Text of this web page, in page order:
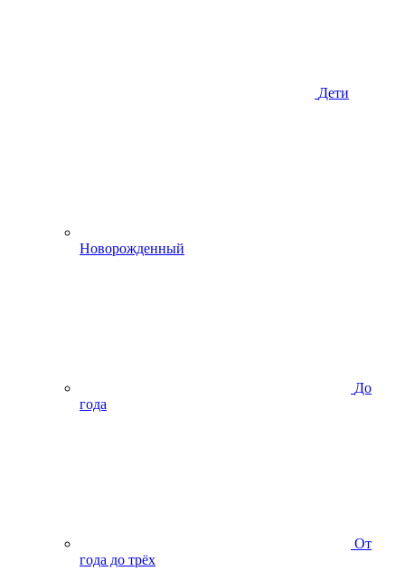
Дети
Новорожденный
До
года
От
года до трёх